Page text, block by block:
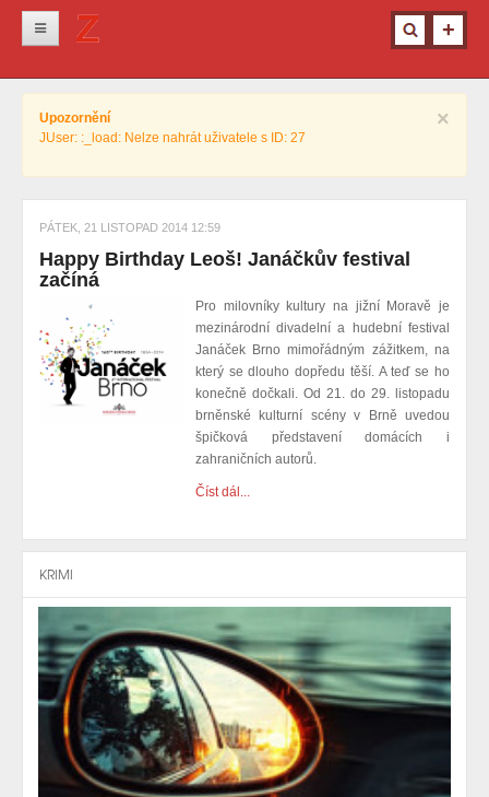
Krimi
Info z města
Ostatní
×
Upozornění
JUser: :_load: Nelze nahrát uživatele s ID: 27
PÁTEK, 21 LISTOPAD 2014 12:59
Happy Birthday Leoš! Janáčkův festival
začíná
Pro milovníky kultury na jižní Moravě je
mezinárodní divadelní a hudební festival
Janáček Brno mimořádným zážitkem, na
který se dlouho dopředu těší. A teď se ho
konečně dočkali. Od 21. do 29. listopadu
brněnské kulturní scény v Brně uvedou
špičková představení domácích i
zahraničních autorů.
Číst dál...
KRIMI